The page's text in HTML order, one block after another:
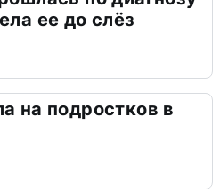
ее до слёз
на подростков в